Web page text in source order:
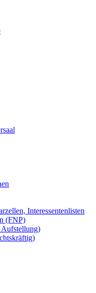
Interessentenlisten
(FNP)
Aufstellung)